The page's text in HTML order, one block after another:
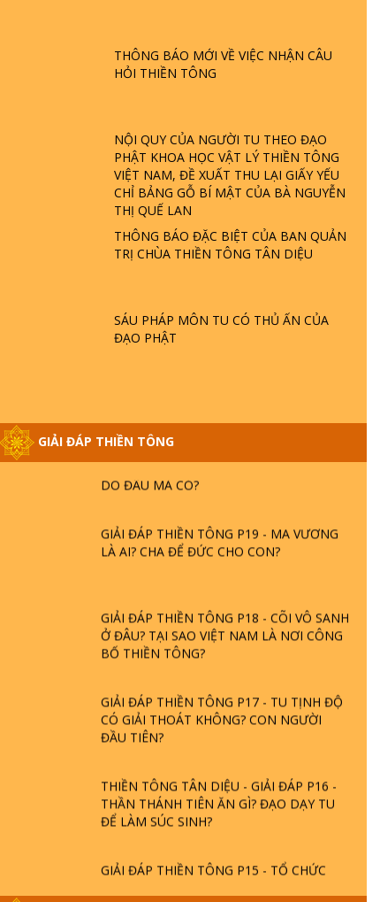
THÔNG BÁO MỚI VỀ VIỆC NHẬN CÂU
HỎI THIỀN TÔNG
NỘI QUY CỦA NGƯỜI TU THEO ĐẠO
PHẬT KHOA HỌC VẬT LÝ THIỀN TÔNG
VIỆT NAM, ĐỀ XUẤT THU LẠI GIẤY YẾU
CHỈ BẢNG GỖ BÍ MẬT CỦA BÀ NGUYỄN
THỊ QUẾ LAN
THÔNG BÁO ĐẶC BIỆT CỦA BAN QUẢN
TRỊ CHÙA THIỀN TÔNG TÂN DIỆU
SÁU PHÁP MÔN TU CÓ THỦ ẤN CỦA
ĐẠO PHẬT
GIẢI ĐÁP THIỀN TÔNG
PHẬT GIỚI CÓ THỜI GIAN KHÔNG? |
TTTD
LÀ AI? QUỶ SA TĂNG? | TTTD
GIẢI ĐÁP THIỀN TÔNG ĐẶC BIỆT P22 - TẠI
SAO TRÁI ĐẤT NHIỀU THIÊN TAI - LŨ LỤT
- HỎA HOẠN | TTTD
GIẢI ĐÁP THIỀN TÔNG ĐẶC BIỆT PHẦN 20
- BÁC NGUYỄN NHÂN LÀ AI? PHIỀN NÃO
DO ĐÂU MÀ CÓ?
GIẢI ĐÁP THIỀN TÔNG P19 - MA VƯƠNG
LÀ AI? CHA ĐỂ ĐỨC CHO CON?
GIẢI ĐÁP THIỀN TÔNG P18 - CÕI VÔ SANH
Ở ĐÂU? TẠI SAO VIỆT NAM LÀ NƠI CÔNG
BỐ THIỀN TÔNG?
GIẢI ĐÁP THIỀN TÔNG P17 - TU TỊNH ĐỘ
CÓ GIẢI THOÁT KHÔNG? CON NGƯỜI
ĐẦU TIÊN?
THIỀN TÔNG TÂN DIỆU - GIẢI ĐÁP P16 -
THẦN THÁNH TIÊN ĂN GÌ? ĐẠO DẠY TU
ĐỂ LÀM SÚC SINH?
GIẢI ĐÁP THIỀN TÔNG P15 - TỔ CHỨC
LOÀI CÔ HỒN - GIÁO LÝ ĐẠO PHẬT KHI
NÀO XUẤT BẢN